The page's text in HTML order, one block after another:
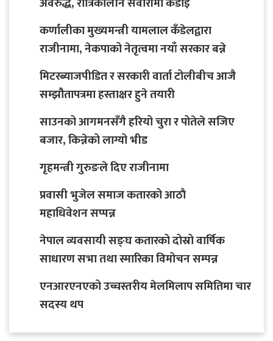
कर्णालीका मुख्यमन्त्री यामलाल कँडेलद्वारा
राजीनामा, नेकपाको नेतृत्वमा नयाँ सरकार बन्ने
मिटरब्याजपीडित र सरकारी वार्ता टोलीबीच आजै
सम्झौतापत्रमा हस्ताक्षर हुने तयारी
साउनको आगमनसँगै हरियो चुरा र पोतेले सजिए
बजार, किन्नेको लाग्यो भीड
गृहमन्त्री गुरुङले दिए राजीनामा
प्रवासी भुजेल समाज कतारको आठाै
महाधिवेशन सप्पन्न
नेपाल व्यवसायी सङ्घ कतारको दोस्रो वार्षिक
साधारण सभा तथा स्मारिका विमोचन सम्पन्न
एनआरएनएको उच्चस्तरीय मेलमिलाप समितिमा चार
सदस्य थप